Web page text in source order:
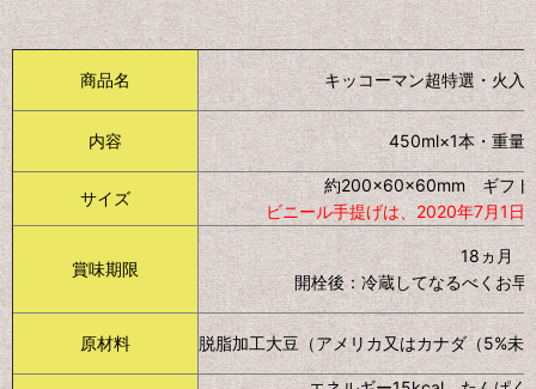
商品名 キッコーマン超特選・火
内容 450ml×1本・重量
サイズ
約200×60×60mm ギフト
ビニール手提げは、2020年7月1日
賞味期限
18ヵ月
開栓後：冷蔵してなるべくお早
原材料 脱脂加工大豆（アメリカ又はカナダ（5%未